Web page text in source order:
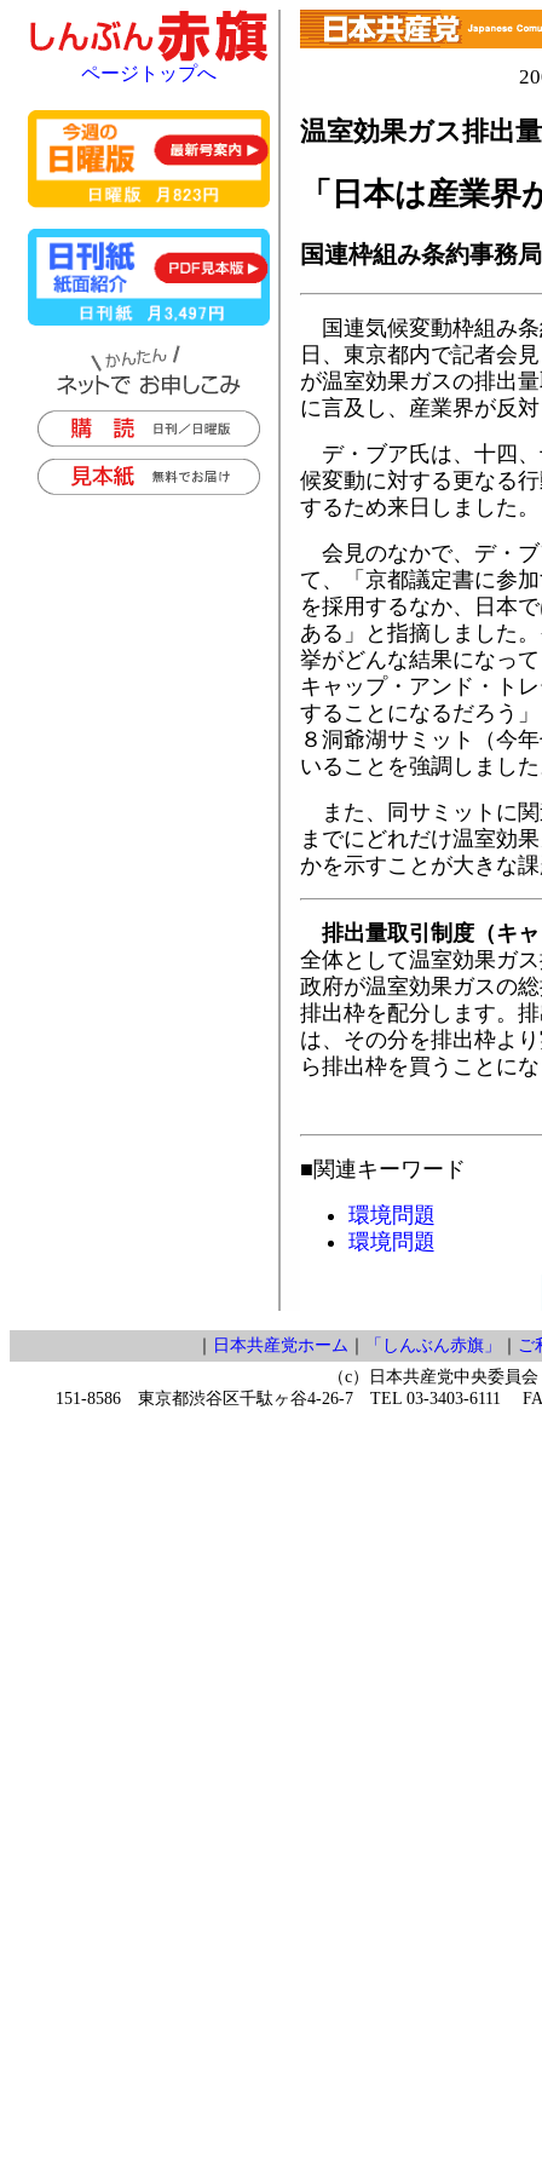
温室効果ガス排出
「日本は産業界
国連枠組み条約事務
国連気候変動枠組み
日、東京都内で記者会
が温室効果ガスの排出
に言及し、産業界が反
デ・ブア氏は、十四
候変動に対する更なる
するため来日しました。
会見のなかで、デ・
て、「京都議定書に参
を採用するなか、日本
ある」と指摘しました
挙がどんな結果になっ
キャップ・アンド・ト
することになるだろう
８洞爺湖サミット（今
いることを強調しまし
また、同サミットに
までにどれだけ温室効
かを示すことが大きな
排出量取引制度（キ
全体として温室効果ガ
政府が温室効果ガスの
排出枠を配分します。
は、その分を排出枠よ
ら排出枠を買うことに
■関連キーワード
環境問題
環境問題
ページトップへ
日本共産党ホーム 「しんぶん赤旗」
ご
（c）日本共産党中央委員会
151-8586 東京都渋谷区千駄ヶ谷4-26-7 TEL 03-3403-6111